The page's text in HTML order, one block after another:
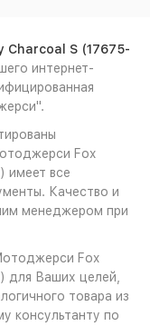
S (17675-
интернет-
Fox
имеет все
Качество и
менеджером при
Fox
для Ваших целей,
товара из
консультанту по